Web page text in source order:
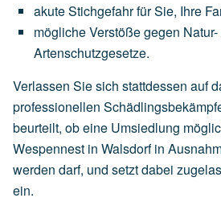
akuteStichgefahrfürSie, Ihre
möglicheVerstößegegen Natur-
Artenschutzgesetze.
Verlassen Sie sich stattdessen auf
professionellen
beurteilt, ob eine Umsiedlung
Wespennest in Walsdorf in
werden darf, und setzt dabei
ein.